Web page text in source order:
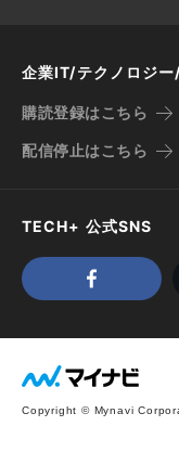
企業IT/テクノロジ
購読登録はこちら
配信停止はこちら
TECH+ 公式SNS
Copyright © Mynavi